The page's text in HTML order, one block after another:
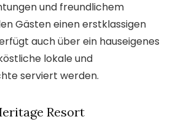
und freundlichem
Gästen einen erstklassigen
auch über ein hauseigenes
lokale und
serviert werden.
Resort